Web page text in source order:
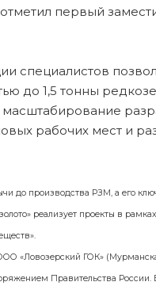
первый
специалистов
до 1,5 тонны
рабочих мест и
до производства РЗМ, а его
реализует проекты в
ГОК»
Правительства